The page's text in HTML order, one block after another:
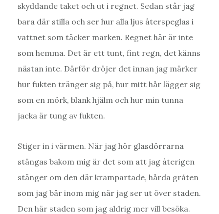
skyddande taket och ut i regnet. Sedan står jag
bara där stilla och ser hur alla ljus återspeglas i
vattnet som täcker marken. Regnet här är inte
som hemma. Det är ett tunt, fint regn, det känns
nästan inte. Därför dröjer det innan jag märker
hur fukten tränger sig på, hur mitt hår lägger sig
som en mörk, blank hjälm och hur min tunna
jacka är tung av fukten.
Stiger in i värmen. När jag hör glasdörrarna
stängas bakom mig är det som att jag återigen
stänger om den där krampartade, hårda gråten
som jag bär inom mig när jag ser ut över staden.
Den här staden som jag aldrig mer vill besöka.